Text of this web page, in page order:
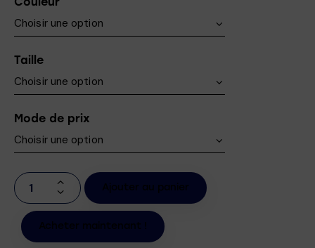
Taille
Mode de prix
Ajouter au panier
Acheter maintenant !